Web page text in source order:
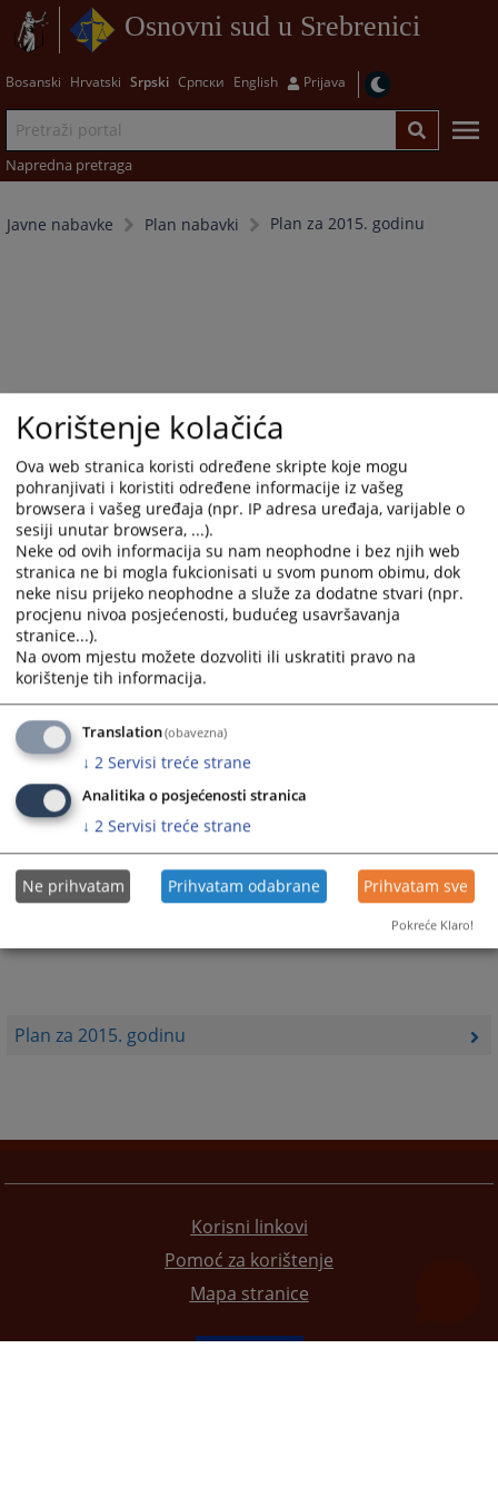
Osnovni sud u Srebrenici
Bosanski Hrvatski Srpski Српски English Prijava
Napredna pretraga
Javne nabavke Plan nabavki Plan za 2015. godinu
Plan za 2015. godinu
Trenutno nema vijesti
Korisni linkovi
Pomoć za korištenje
Mapa stranice
Korištenje kolačića
Ova web stranica koristi određene skripte koje mogu
pohranjivati i koristiti određene informacije iz vašeg
browsera i vašeg uređaja (npr. IP adresa uređaja, varijable o
sesiji unutar browsera, ...).
Neke od ovih informacija su nam neophodne i bez njih web
stranica ne bi mogla fukcionisati u svom punom obimu, dok
neke nisu prijeko neophodne a služe za dodatne stvari (npr.
procjenu nivoa posjećenosti, budućeg usavršavanja
stranice...).
Na ovom mjestu možete dozvoliti ili uskratiti pravo na
korištenje tih informacija.
Translation(obavezna)
↓ 2 Servisi treće strane
Analitika o posjećenosti stranica
↓ 2 Servisi treće strane
Ne prihvatam Prihvatam odabrane Prihvatam sve
Pokreće Klaro!